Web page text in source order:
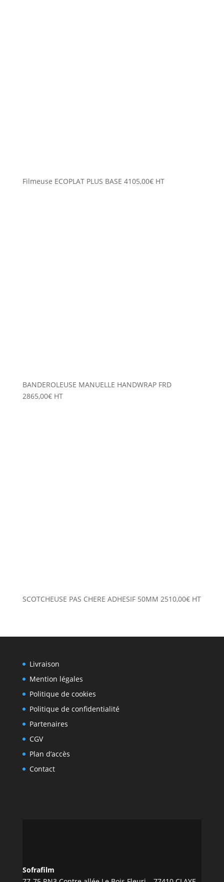
Filmeuse ECOPLAT PLUS BASE 4105,00€ HT
BANDEROLEUSE MANUELLE HANDWRAP FRD
2865,00€ HT
SCOTCHEUSE PAS CHERE ADHESIF 50MM 2510,00€ HT
Livraison
Mention légales
Politique de cookies
Politique de confidentialité
Partenaires
CGV
Plan d’accès
Contact
Sofrafilm